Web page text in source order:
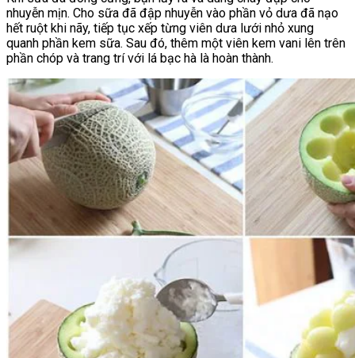
nhuyễn mịn. Cho sữa đã đập nhuyễn vào phần vỏ dưa đã nạo
hết ruột khi nãy, tiếp tục xếp từng viên dưa lưới nhỏ xung
quanh phần kem sữa. Sau đó, thêm một viên kem vani lên trên
phần chóp và trang trí với lá bạc hà là hoàn thành.